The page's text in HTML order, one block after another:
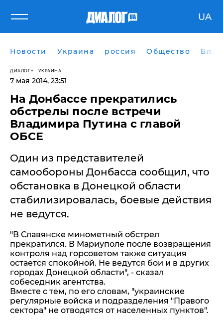
UA
Новости Украина россия Общество
ДИАЛОГ УКРАИНА
7 мая 2014, 23:51
На Донбассе прекратились
обстрелы после встречи
Владимира Путина с главой
ОБСЕ
Один из представителей
самообороны Донбасса сообщил, что
обстановка в Донецкой области
стабилизировалась, боевые действия
не ведутся.
"В Славянске минометный обстрел
прекратился. В Мариуполе после возвращения
контроля над горсоветом также ситуация
остается спокойной. Не ведутся бои и в других
городах Донецкой области", - сказал
собеседник агентства.
Вместе с тем, по его словам, "украинские
регулярные войска и подразделения "Правого
сектора" не отводятся от населенных пунктов".